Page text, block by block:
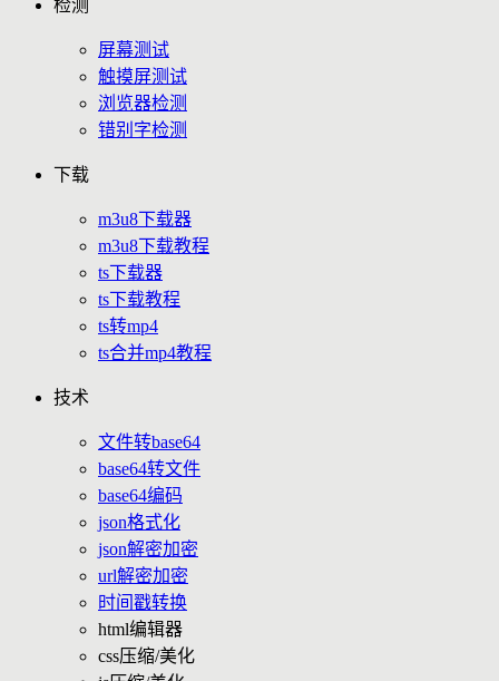
检测
屏幕测试
触摸屏测试
浏览器检测
错别字检测
下载
m3u8下载器
m3u8下载教程
ts下载器
ts下载教程
ts转mp4
ts合并mp4教程
技术
文件转base64
base64转文件
base64编码
json格式化
json解密加密
url解密加密
时间戳转换
html编辑器
css压缩/美化